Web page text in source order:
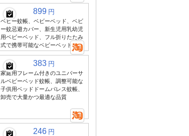
899 円
ベビー蚊帳、ベビーベッド、ベビ
ー蚊忌避カバー、新生児用乳幼児
用ベビーベッド、フル折りたたみ
式で携帯可能なベビーベッド
383 円
家庭用フレーム付きのユニバーサ
ルベビーベッド蚊帳、調整可能な
子供用ベッドドームパレス蚊帳、
卸売で大量かつ最適な品質
246 円